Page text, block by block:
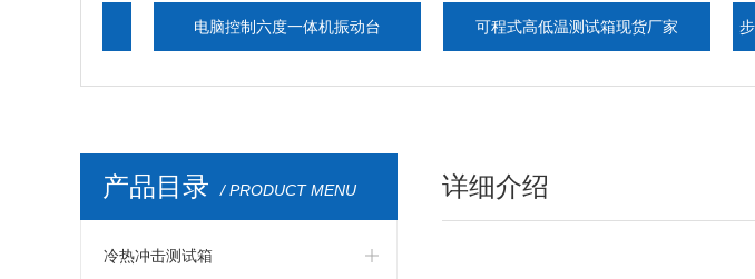
电脑控制六度一体机振动台 可程式高低温测试箱现货厂家 步入式
产品目录 / PRODUCT MENU
冷热冲击测试箱
详细介绍